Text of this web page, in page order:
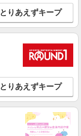
とりあえずキープ
とりあえずキープ